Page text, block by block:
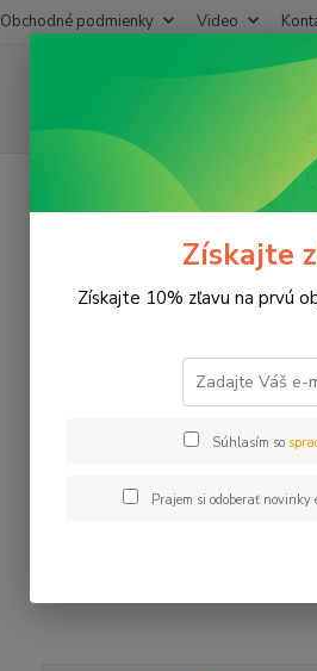
Obchodné podmienky Video
Programátory
Programátor
Získajte
Získajte 10% zľavu na prvú
Súhlasím so
Prajem si odoberať novinky